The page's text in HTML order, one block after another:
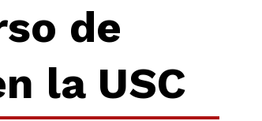
de
la USC